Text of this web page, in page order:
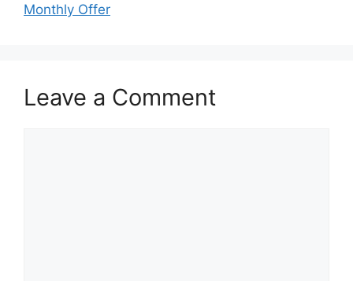
Monthly Offer
Leave a Comment